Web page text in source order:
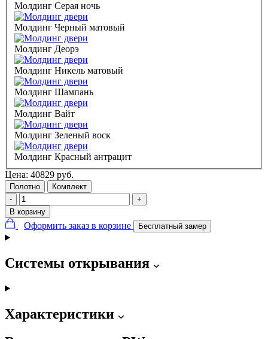
Молдинг Серая ночь
Молдинг Черный матовый
Молдинг Деорэ
Молдинг Никель матовый
Молдинг Шампань
Молдинг Вайт
Молдинг Зеленый воск
Молдинг Красный антрацит
Цена: 40829 руб.
Полотно
Комплект
-
+
В корзину
Оформить заказ в корзине Бесплатный замер
Системы открывания
Характеристики